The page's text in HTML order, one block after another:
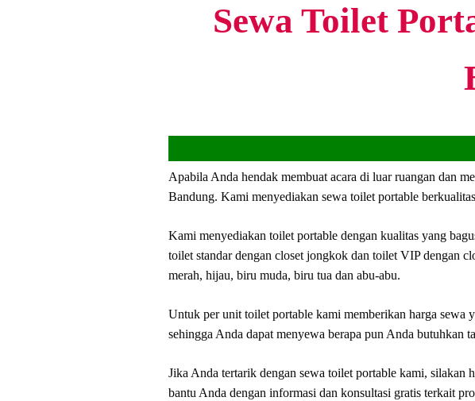
Sewa Toilet
Apabila Anda hendak membuat acara di luar ruangan dan
Bandung. Kami menyediakan sewa toilet portable
Kami menyediakan toilet portable dengan kualitas yang
toilet standar dengan closet jongkok dan toilet VIP dengan
merah, hijau, biru muda, biru tua dan abu-abu.
Untuk per unit toilet portable kami memberikan harga sewa
sehingga Anda dapat menyewa berapa pun Anda butuhkan
Jika Anda tertarik dengan sewa toilet portable kami,
bantu Anda dengan informasi dan konsultasi gratis terkait